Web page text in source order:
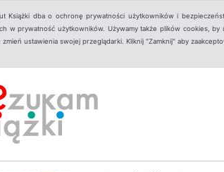
Książki dba o ochronę prywatności użytkowników i
w prywatność użytkowników. Używamy także plików cookies,
zmień ustawienia swojej przeglądarki. Kliknij "Zamknij" aby